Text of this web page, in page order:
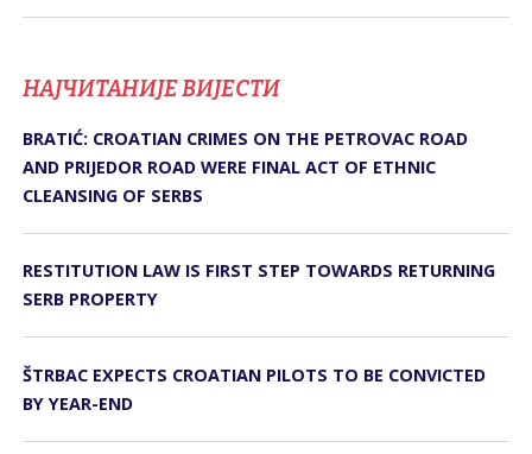
НАЈЧИТАНИЈЕ ВИЈЕСТИ
BRATIĆ: CROATIAN CRIMES ON THE PETROVAC ROAD
AND PRIJEDOR ROAD WERE FINAL ACT OF ETHNIC
CLEANSING OF SERBS
RESTITUTION LAW IS FIRST STEP TOWARDS RETURNING
SERB PROPERTY
ŠTRBAC EXPECTS CROATIAN PILOTS TO BE CONVICTED
BY YEAR-END